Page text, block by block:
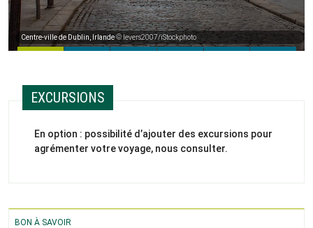
Centre-ville de Dublin, Irlande© levers2007/iStockphoto
EXCURSIONS
En option : possibilité d’ajouter des excursions pour
agrémenter votre voyage, nous consulter.
BON À SAVOIR